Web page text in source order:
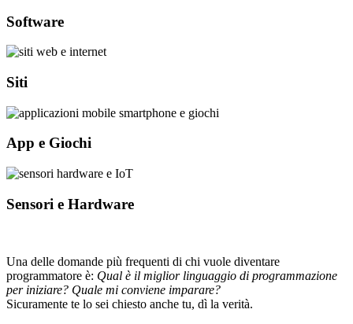
Software
Siti
App e Giochi
Sensori e Hardware
Una delle domande più frequenti di chi vuole diventare
programmatore è: Qual è il miglior linguaggio di programmazione
per iniziare? Quale mi conviene imparare?
Sicuramente te lo sei chiesto anche tu, dì la verità.